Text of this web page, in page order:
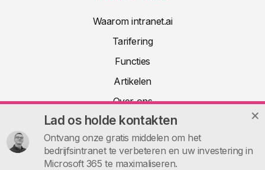
Lad os holde kontakten
Ontvang onze gratis middelen om het
bedrijfsintranet te verbeteren en uw investering in
Microsoft 365 te maximaliseren.
Waarom intranet.ai
Tarifering
Functies
Artikelen
Over ons
Productdocumentatie
FAQs
Neem contact op